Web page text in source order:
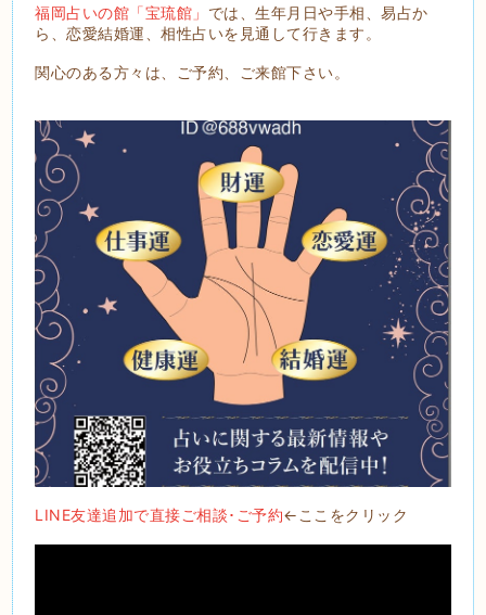
福岡占いの館「宝琉館」 では、生年月日や手相、易占か
ら、恋愛結婚運、相性占いを見通して行きます。
関心のある方々は、ご予約、ご来館下さい。
LINE友達追加で直接ご相談･ご予約←ここをクリック